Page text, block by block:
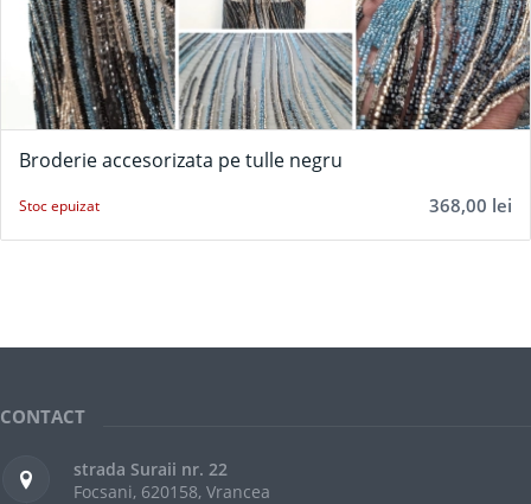
Broderie accesorizata pe tulle negru
368,00 lei
Stoc epuizat
CONTACT
strada Suraii nr. 22
Focsani, 620158, Vrancea